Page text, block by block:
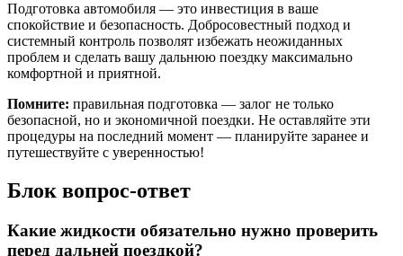
Подготовка автомобиля — это инвестиция в ваше
спокойствие и безопасность. Добросовестный подход и
системный контроль позволят избежать неожиданных
проблем и сделать вашу дальнюю поездку максимально
комфортной и приятной.
Помните: правильная подготовка — залог не только
безопасной, но и экономичной поездки. Не оставляйте эти
процедуры на последний момент — планируйте заранее и
путешествуйте с уверенностью!
Блок вопрос-ответ
Какие жидкости обязательно нужно проверить
перед дальней поездкой?